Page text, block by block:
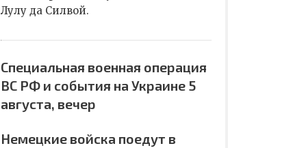
Лулу да Силвой.
Специальная военная операция
ВС РФ и события на Украине 5
августа, вечер
Немецкие войска поедут в